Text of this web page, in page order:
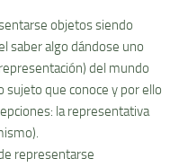
objetos siendo
saber algo dándose uno
del mundo
sujeto que conoce y por ello
la representativa
representarse